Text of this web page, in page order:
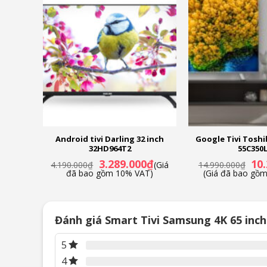
Android tivi Darling 32 inch
32HD964T2
4.190.000₫ Giá
gốc
là:
3.289.000₫Giá
hiện
(Giá
đã bao gồm 10% VAT)
và nhiều ưu đãi khác
Google Tivi
14.990.000₫ Giá
gốc
là:
(Giá đã bao
và nhiều ưu đãi khác
Đánh giá Smart Tivi Samsung 4K 65
5
4